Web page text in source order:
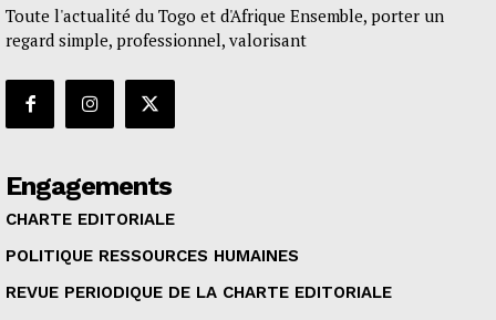
Toute l'actualité du Togo et d'Afrique Ensemble, porter un
regard simple, professionnel, valorisant
Engagements
CHARTE EDITORIALE
POLITIQUE RESSOURCES HUMAINES
REVUE PERIODIQUE DE LA CHARTE EDITORIALE